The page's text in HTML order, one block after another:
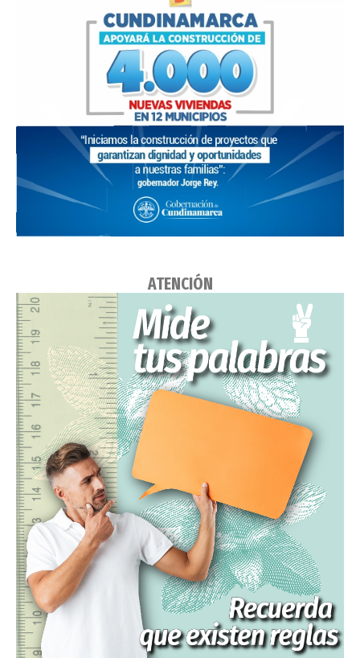
ATENCIÓN